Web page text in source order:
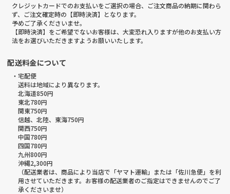
クレジットカードでのお支払いをご選択の場合、ご注文商品の納期に関わら
ず、ご注文確定時の【即時決済】となります。
予めご了承くださいませ。
【即時決済】をご希望でないお客様は、大変恐れ入りますが他のお支払い方
法をお選びいただきますようお願いいたします。
配送料金について
・宅配便
送料は地域により異なります。
北海道850円
東北780円
関東750円
信越、北陸、東海750円
関西750円
中国780円
四国780円
九州800円
沖縄2,300円
（配送業者は、商品により当店で「ヤマト運輸」または「佐川急便」を利
用させていただきます。お客様の配送業者のご指定はできませんのでご了
承くださいませ）